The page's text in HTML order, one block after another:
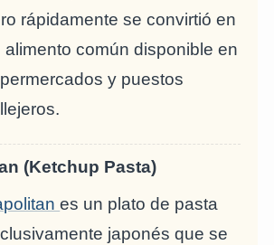
rápidamente se convirtió en
alimento común disponible en
y puestos
(Ketchup Pasta)
es un plato de pasta
japonés que se